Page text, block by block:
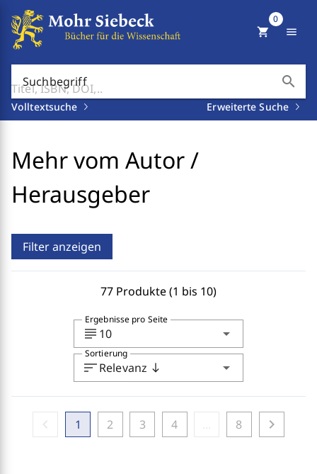
Suchbegriff search
Volltextsuche Erweiterte Suche
shopping_cart
0
menu
Mehr vom Autor /
Herausgeber
Filter anzeigen
77 Produkte (1 bis 10)
subject 10 arrow_drop_down
Ergebnisse pro Seite
sortRelevanz south arrow_drop_down
Sortierung
1 2 3 4 8 chevron_right